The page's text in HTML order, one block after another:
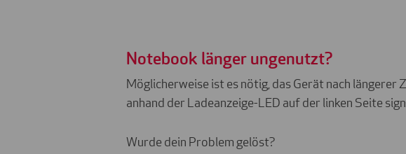
Notebook länger ungenutzt?
Möglicherweise ist es nötig, das Gerät nach längerer
anhand der Ladeanzeige-LED auf der linken Seite
Wurde dein Problem gelöst?